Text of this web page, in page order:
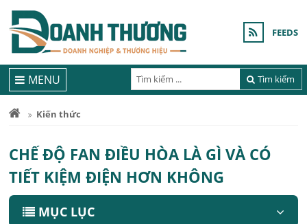
FEEDS
Tìm kiếm
MENU
Kiến thức
CHẾ ĐỘ FAN ĐIỀU HÒA LÀ GÌ VÀ CÓ
TIẾT KIỆM ĐIỆN HƠN KHÔNG
MỤC LỤC